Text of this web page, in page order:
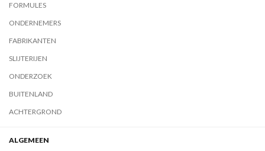
FORMULES
ONDERNEMERS
FABRIKANTEN
SLIJTERIJEN
ONDERZOEK
BUITENLAND
ACHTERGROND
ALGEMEEN